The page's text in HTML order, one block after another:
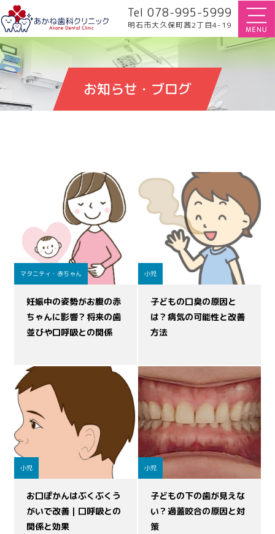
Tel 078-995-5999
明石市大久保町茜2丁目4-19
お知らせ・ブログ
マタニティ・赤ちゃん
妊娠中の姿勢がお腹の赤
ちゃんに影響？将来の歯
並びや口呼吸との関係
小児
子どもの口臭の原因と
は？病気の可能性と改善
方法
小児
お口ぽかんはぶくぶくう
がいで改善｜口呼吸との
関係と効果
小児
子どもの下の歯が見えな
い？過蓋咬合の原因と対
策